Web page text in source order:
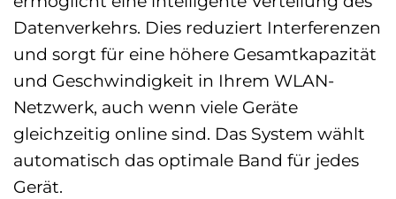
Datenverkehrs. Dies reduziert Interferenzen
und sorgt für eine höhere Gesamtkapazität
und Geschwindigkeit in Ihrem WLAN-
Netzwerk, auch wenn viele Geräte
gleichzeitig online sind. Das System wählt
automatisch das optimale Band für jedes
Gerät.